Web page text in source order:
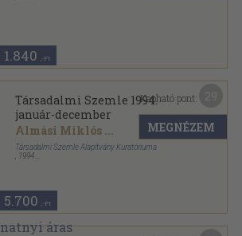
1.840 ,-Ft
Társadalmi Szemle 1994.
január-december
Almási Miklós ...
Társadalmi Szemle Alapítvány Kuratóriuma
1994
5.700 ,-Ft
Kapható pont:
MEGNÉZEM